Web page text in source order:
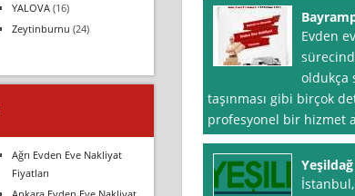
Evden
oldukça
taşınması gibi birçok
profesyonel bir hizmet
İstanbul,
YALOVA (16)
Zeytinburnu (24)
Ağrı Evden Eve Nakliyat
Fiyatları